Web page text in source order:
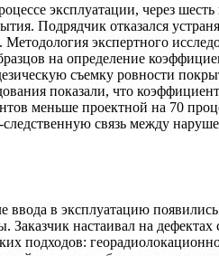
эксплуатации, через шесть
Подрядчик отказался
экспертного
на определение
съемку ровности
показали, что
меньше проектной на 70
связь между
ввода в эксплуатацию
настаивал на дефектах
подходов: